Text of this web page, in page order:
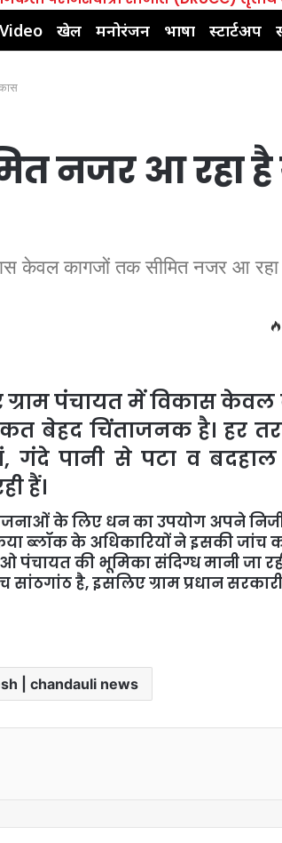
खेल मनोरंजन भाषा स्टार्टअप
नजर आ रहा है
केवल कागजों तक सीमित नजर आ
ग्राम पंचायत में विकास
बेहद चिंताजनक है। हर
गंदे पानी से पटा व बदहाल
हैं।
के लिए धन का उपयोग अपने
ब्लॉक के अधिकारियों ने इसकी
की भूमिका संदिग्ध मानी जा रही
है, इसलिए ग्राम प्रधान
| chandauli news